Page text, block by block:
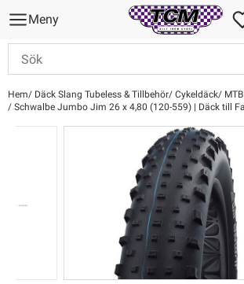
Meny
Hem Däck Slang Tubeless & Tillbehör Cykeldäck
Schwalbe Jumbo Jim 26 x 4,80 (120-559) | Däck till